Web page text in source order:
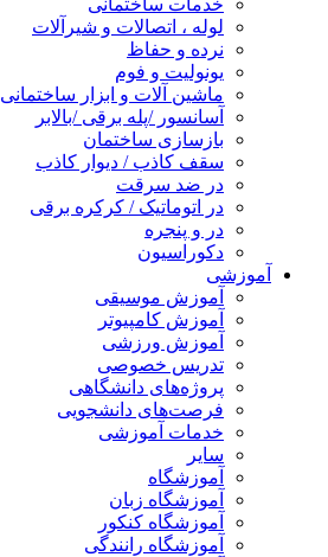
خدمات ساختمانی
لوله ، اتصالات و شیرآلات
نرده و حفاظ
یونولیت و فوم
ماشین آلات و ابزار ساختمانی
آسانسور /پله برقی /بالابر
بازسازی ساختمان
سقف کاذب / دیوار کاذب
در ضد سرقت
در اتوماتیک / کرکره برقی
در و پنجره
دکوراسیون
آموزشی
آموزش موسیقی
آموزش کامپیوتر
آموزش ورزشی
تدریس خصوصی
پروژه‌های دانشگاهی
فرصت‌های دانشجویی
خدمات آموزشی
سایر
آموزشگاه
آموزشگاه زبان
آموزشگاه کنکور
آموزشگاه رانندگی